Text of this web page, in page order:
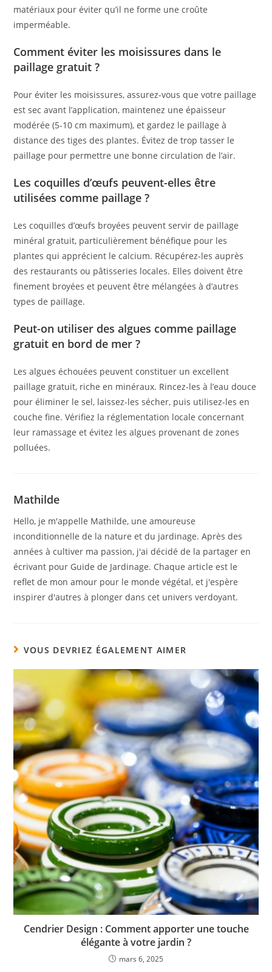
matériaux pour éviter qu’il ne forme une croûte
imperméable.
Comment éviter les moisissures dans le
paillage gratuit ?
Pour éviter les moisissures, assurez-vous que votre paillage
est sec avant l’application, maintenez une épaisseur
modérée (5-10 cm maximum), et gardez le paillage à
distance des tiges des plantes. Évitez de trop tasser le
paillage pour permettre une bonne circulation de l’air.
Les coquilles d’œufs peuvent-elles être
utilisées comme paillage ?
Les coquilles d’œufs broyées peuvent servir de paillage
minéral gratuit, particulièrement bénéfique pour les
plantes qui apprécient le calcium. Récupérez-les auprès
des restaurants ou pâtisseries locales. Elles doivent être
finement broyées et peuvent être mélangées à d’autres
types de paillage.
Peut-on utiliser des algues comme paillage
gratuit en bord de mer ?
Les algues échouées peuvent constituer un excellent
paillage gratuit, riche en minéraux. Rincez-les à l’eau douce
pour éliminer le sel, laissez-les sécher, puis utilisez-les en
couche fine. Vérifiez la réglementation locale concernant
leur ramassage et évitez les algues provenant de zones
polluées.
Mathilde
Hello, je m'appelle Mathilde, une amoureuse
inconditionnelle de la nature et du jardinage. Après des
années à cultiver ma passion, j'ai décidé de la partager en
écrivant pour Guide de Jardinage. Chaque article est le
reflet de mon amour pour le monde végétal, et j'espère
inspirer d'autres à plonger dans cet univers verdoyant.
VOUS DEVRIEZ ÉGALEMENT AIMER
Cendrier Design : Comment apporter une touche
élégante à votre jardin ?
mars 6, 2025